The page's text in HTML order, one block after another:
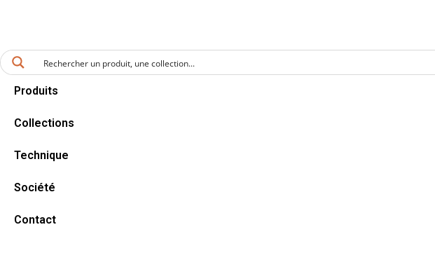
Produits
Collections
Technique
Société
Contact